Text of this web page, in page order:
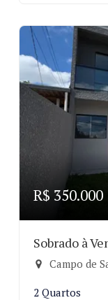
R$ 350.000
Sobrado à
Campo de
2 Quartos